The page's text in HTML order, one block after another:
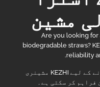
مشین
Are you looking
biodegradable straws?
reliability
آپ کے پروجیکٹ کو کامیاب بنانے کے لیے KEZHI مشینری
فراہم کر سکتی ہے۔